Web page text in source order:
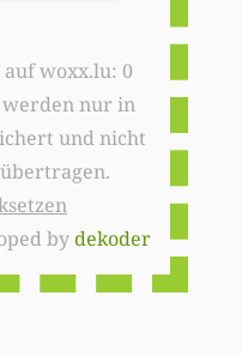
woxx.lu: 0
werden nur in
und nicht
bydekoder